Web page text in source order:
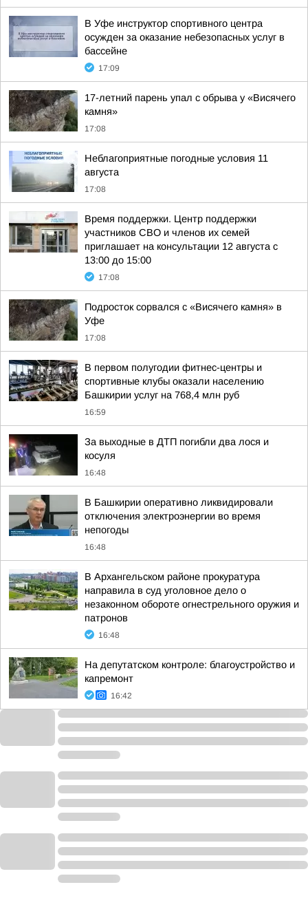
В Уфе инструктор спортивного центра
осужден за оказание небезопасных услуг в
бассейне
17:09
17-летний парень упал с обрыва у «Висячего
камня»
17:08
Неблагоприятные погодные условия 11
августа
17:08
Время поддержки. Центр поддержки
участников СВО и членов их семей
приглашает на консультации 12 августа с
13:00 до 15:00
17:08
Подросток сорвался с «Висячего камня» в
Уфе
17:08
В первом полугодии фитнес-центры и
спортивные клубы оказали населению
Башкирии услуг на 768,4 млн руб
16:59
За выходные в ДТП погибли два лося и
косуля
16:48
В Башкирии оперативно ликвидировали
отключения электроэнергии во время
непогоды
16:48
В Архангельском районе прокуратура
направила в суд уголовное дело о
незаконном обороте огнестрельного оружия и
патронов
16:48
На депутатском контроле: благоустройство и
капремонт
16:42